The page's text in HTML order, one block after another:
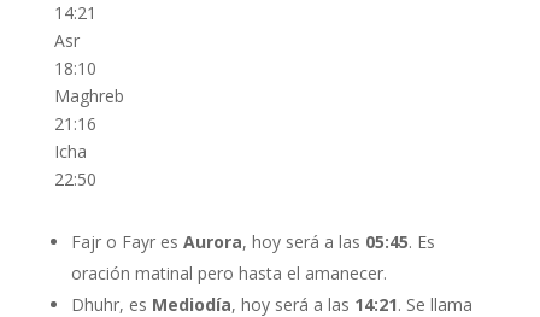
14:21
Asr
18:10
Maghreb
21:16
Icha
22:50
Fajr o Fayr es Aurora, hoy será a las 05:45. Es
oración matinal pero hasta el amanecer.
Dhuhr, es Mediodía, hoy será a las 14:21. Se llama